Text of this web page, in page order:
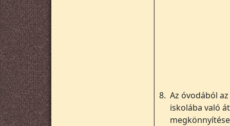
8. Az óvodából az
iskolába való
megkönnyítése